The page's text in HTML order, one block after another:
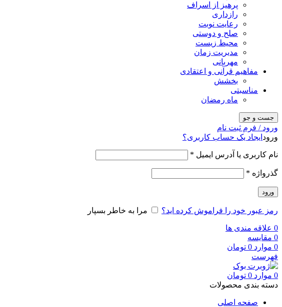
پرهیز از اسراف
رازداری
رعایت نوبت
صلح و دوستی
محیط زیست
مدیریت زمان
مهربانی
مفاهیم قرآنی و اعتقادی
بخشش
مناسبتی
ماه رمضان
جست و جو
ورود / فرم ثبت نام
ورود ایجاد یک حساب کاربری؟
نام کاربری یا آدرس ایمیل *
گذرواژه *
ورود
رمز عبور خود را فراموش کرده اید؟ مرا به خاطر بسپار
0 علاقه مندی ها
0 مقایسه
0 موارد 0 تومان
فهرست
0 موارد 0 تومان
دسته بندی محصولات
صفحه اصلی